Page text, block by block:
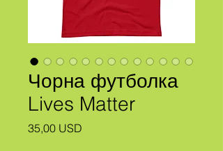
Чорна футболка
Lives Matter
35,00 USD